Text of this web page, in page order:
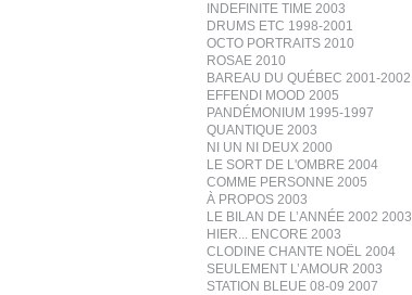
INDEFINITE TIME 2003
DRUMS ETC 1998-2001
OCTO PORTRAITS 2010
ROSAE 2010
BAREAU DU QUÉBEC 2001-2002
EFFENDI MOOD 2005
PANDÉMONIUM 1995-1997
QUANTIQUE 2003
NI UN NI DEUX 2000
LE SORT DE L'OMBRE 2004
COMME PERSONNE 2005
À PROPOS 2003
LE BILAN DE L’ANNÉE 2002 2003
HIER... ENCORE 2003
CLODINE CHANTE NOËL 2004
SEULEMENT L’AMOUR 2003
STATION BLEUE 08-09 2007